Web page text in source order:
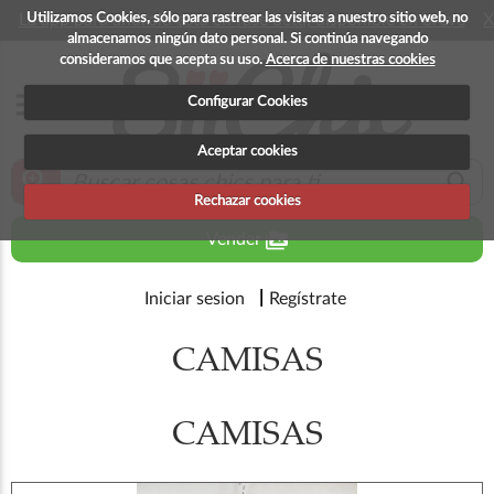
Utilizamos Cookies, sólo para rastrear las visitas a nuestro sitio web, no
almacenamos ningún dato personal. Si continúa navegando
consideramos que acepta su uso. Acerca de nuestras cookies
Configurar Cookies
Aceptar cookies
Rechazar cookies
La app para android esta en fase beta, disponible en breve
zoom_in search
Venderperm_media
Iniciar sesion Regístrate
CAMISAS
CAMISAS